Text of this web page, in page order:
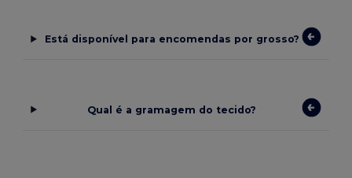
Está disponível para encomendas por grosso?
Qual é a gramagem do tecido?